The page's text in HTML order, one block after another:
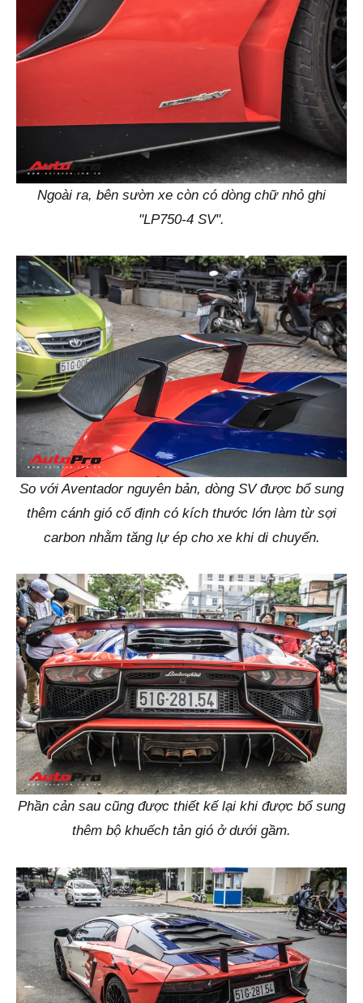
Ngoài ra, bên sườn xe còn có dòng chữ nhỏ ghi
"LP750-4 SV".
So với Aventador nguyên bản, dòng SV được bổ sung
thêm cánh gió cố định có kích thước lớn làm từ sợi
carbon nhằm tăng lự ép cho xe khi di chuyển.
Phần cản sau cũng được thiết kế lại khi được bổ sung
thêm bộ khuếch tản gió ở dưới gầm.